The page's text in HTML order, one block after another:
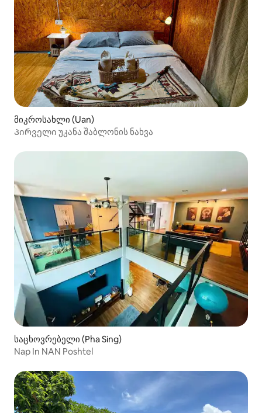
მიკროსახლი (Uan)
Პირველი უკანა შაბლონის ნახვა
საცხოვრებელი (Pha Sing)
Nap In NAN Poshtel